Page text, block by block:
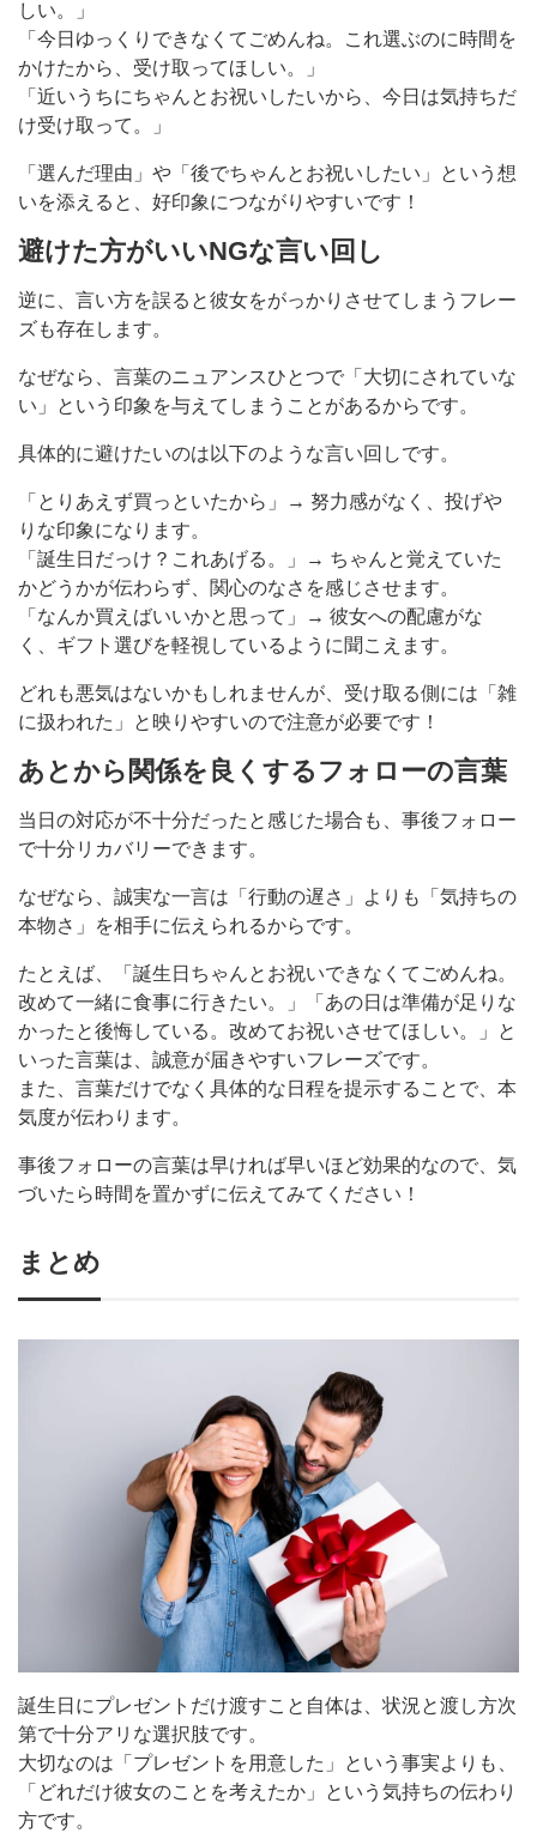
しい。」
「今日ゆっくりできなくてごめんね。これ選ぶのに時間を
かけたから、受け取ってほしい。」
「近いうちにちゃんとお祝いしたいから、今日は気持ちだ
け受け取って。」
「選んだ理由」や「後でちゃんとお祝いしたい」という想
いを添えると、好印象につながりやすいです！
避けた方がいいNGな言い回し
逆に、言い方を誤ると彼女をがっかりさせてしまうフレー
ズも存在します。
なぜなら、言葉のニュアンスひとつで「大切にされていな
い」という印象を与えてしまうことがあるからです。
具体的に避けたいのは以下のような言い回しです。
「とりあえず買っといたから」→ 努力感がなく、投げや
りな印象になります。
「誕生日だっけ？これあげる。」→ ちゃんと覚えていた
かどうかが伝わらず、関心のなさを感じさせます。
「なんか買えばいいかと思って」→ 彼女への配慮がな
く、ギフト選びを軽視しているように聞こえます。
どれも悪気はないかもしれませんが、受け取る側には「雑
に扱われた」と映りやすいので注意が必要です！
あとから関係を良くするフォローの言葉
当日の対応が不十分だったと感じた場合も、事後フォロー
で十分リカバリーできます。
なぜなら、誠実な一言は「行動の遅さ」よりも「気持ちの
本物さ」を相手に伝えられるからです。
たとえば、「誕生日ちゃんとお祝いできなくてごめんね。
改めて一緒に食事に行きたい。」「あの日は準備が足りな
かったと後悔している。改めてお祝いさせてほしい。」と
いった言葉は、誠意が届きやすいフレーズです。
また、言葉だけでなく具体的な日程を提示することで、本
気度が伝わります。
事後フォローの言葉は早ければ早いほど効果的なので、気
づいたら時間を置かずに伝えてみてください！
まとめ
誕生日にプレゼントだけ渡すこと自体は、状況と渡し方次
第で十分アリな選択肢です。
大切なのは「プレゼントを用意した」という事実よりも、
「どれだけ彼女のことを考えたか」という気持ちの伝わり
方です。